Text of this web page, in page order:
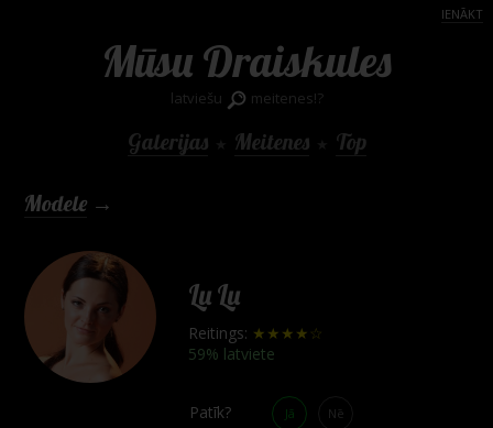
Mūsu Draiskules
latviešu meitenes!?
Galerijas★ Meitenes★ Top
IENĀKT
Modele →
Lu Lu
Reitings: ★★★★☆
59% latviete
Patīk? Jā Nē